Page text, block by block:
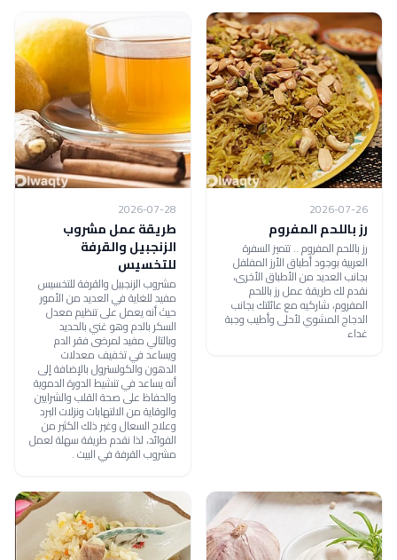
2026-07-26
رز باللحم المفروم
رز باللحم المفروم .. تتميز السفرة
العربية بوجود أطباق الأرز المفلفل
بجانب العديد من الأطباق الأخرى،
نقدم لك طريقة عمل رز باللحم
المفروم، شاركيه مع عائلتك بجانب
الدجاج المشوي لأحلى وأطيب وجبة
غداء
2026-07-28
طريقة عمل مشروب
الزنجبيل والقرفة
للتخسيس
مشروب الزنجبيل والقرفة للتخسيس
مفيد للغاية في العديد من الأمور
حيث أنه يعمل على تنظيم معدل
السكر بالدم وهو غني بالحديد
وبالتالي مفيد لمرضى فقر الدم
ويساعد في تخفيف معدلات
الدهون والكولسترول بالإضافة إلى
أنه يساعد في تنشيط الدورة الدموية
والحفاظ على صحة القلب والشرايين
والوقاية من الالتهابات ونزلات البرد
وعلاج السعال وغير ذلك الكثير من
الفوائد، لذا نقدم طريقة سهلة لعمل
مشروب القرفة في البيت .